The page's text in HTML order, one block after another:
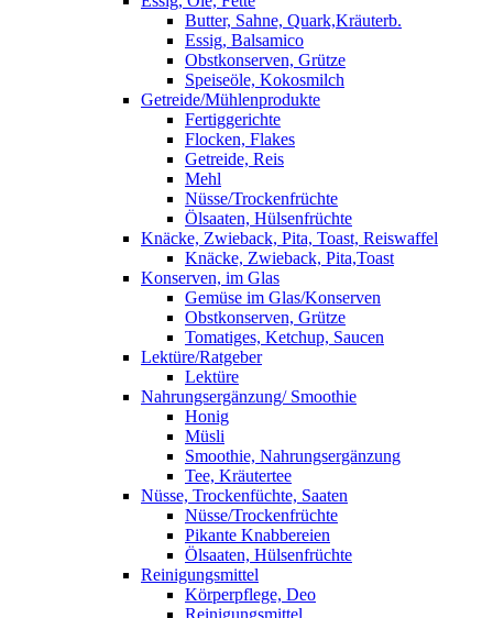
Butter, Sahne, Quark,Kräuterb.
Essig, Balsamico
Obstkonserven, Grütze
Speiseöle, Kokosmilch
Getreide/Mühlenprodukte
Fertiggerichte
Flocken, Flakes
Getreide, Reis
Mehl
Nüsse/Trockenfrüchte
Ölsaaten, Hülsenfrüchte
Knäcke, Zwieback, Pita, Toast, Reiswaffel
Knäcke, Zwieback, Pita,Toast
Konserven, im Glas
Gemüse im Glas/Konserven
Obstkonserven, Grütze
Tomatiges, Ketchup, Saucen
Lektüre/Ratgeber
Lektüre
Nahrungsergänzung/ Smoothie
Honig
Müsli
Smoothie, Nahrungsergänzung
Tee, Kräutertee
Nüsse, Trockenfüchte, Saaten
Nüsse/Trockenfrüchte
Pikante Knabbereien
Ölsaaten, Hülsenfrüchte
Reinigungsmittel
Körperpflege, Deo
Reinigungsmittel,